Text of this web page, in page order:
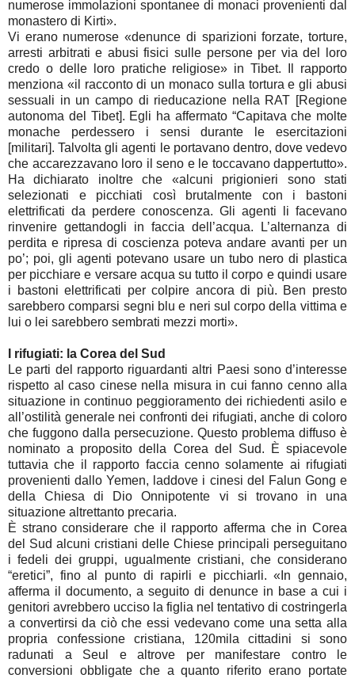
numerose immolazioni spontanee di monaci provenienti dal
monastero di Kirti».
Vi erano numerose «denunce di sparizioni forzate, torture,
arresti arbitrati e abusi fisici sulle persone per via del loro
credo o delle loro pratiche religiose» in Tibet. Il rapporto
menziona «il racconto di un monaco sulla tortura e gli abusi
sessuali in un campo di rieducazione nella RAT [Regione
autonoma del Tibet]. Egli ha affermato “Capitava che molte
monache perdessero i sensi durante le esercitazioni
[militari]. Talvolta gli agenti le portavano dentro, dove vedevo
che accarezzavano loro il seno e le toccavano dappertutto».
Ha dichiarato inoltre che «alcuni prigionieri sono stati
selezionati e picchiati così brutalmente con i bastoni
elettrificati da perdere conoscenza. Gli agenti li facevano
rinvenire gettandogli in faccia dell’acqua. L’alternanza di
perdita e ripresa di coscienza poteva andare avanti per un
po’; poi, gli agenti potevano usare un tubo nero di plastica
per picchiare e versare acqua su tutto il corpo e quindi usare
i bastoni elettrificati per colpire ancora di più. Ben presto
sarebbero comparsi segni blu e neri sul corpo della vittima e
lui o lei sarebbero sembrati mezzi morti».
I rifugiati: la Corea del Sud
Le parti del rapporto riguardanti altri Paesi sono d’interesse
rispetto al caso cinese nella misura in cui fanno cenno alla
situazione in continuo peggioramento dei richiedenti asilo e
all’ostilità generale nei confronti dei rifugiati, anche di coloro
che fuggono dalla persecuzione. Questo problema diffuso è
nominato a proposito della Corea del Sud. È spiacevole
tuttavia che il rapporto faccia cenno solamente ai rifugiati
provenienti dallo Yemen, laddove i cinesi del Falun Gong e
della Chiesa di Dio Onnipotente vi si trovano in una
situazione altrettanto precaria.
È strano considerare che il rapporto afferma che in Corea
del Sud alcuni cristiani delle Chiese principali perseguitano
i fedeli dei gruppi, ugualmente cristiani, che considerano
“eretici”, fino al punto di rapirli e picchiarli. «In gennaio,
afferma il documento, a seguito di denunce in base a cui i
genitori avrebbero ucciso la figlia nel tentativo di costringerla
a convertirsi da ciò che essi vedevano come una setta alla
propria confessione cristiana, 120mila cittadini si sono
radunati a Seul e altrove per manifestare contro le
conversioni obbligate che a quanto riferito erano portate